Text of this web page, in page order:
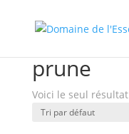
prune
Voici le seul résultat